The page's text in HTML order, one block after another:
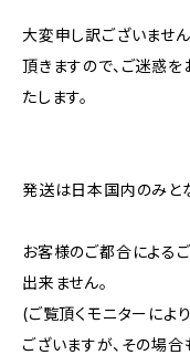
大変申し訳ございませ
頂きますので、ご迷惑を
たします。
発送は日本国内のみと
お客様のご都合による
出来ません。
(ご覧頂くモニターによ
ございますが、その場